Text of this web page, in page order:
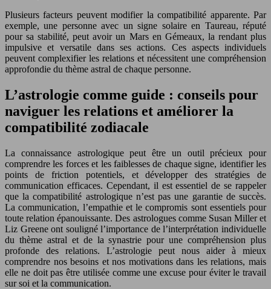
Plusieurs facteurs peuvent modifier la compatibilité apparente. Par
exemple, une personne avec un signe solaire en Taureau, réputé
pour sa stabilité, peut avoir un Mars en Gémeaux, la rendant plus
impulsive et versatile dans ses actions. Ces aspects individuels
peuvent complexifier les relations et nécessitent une compréhension
approfondie du thème astral de chaque personne.
L’astrologie comme guide : conseils pour
naviguer les relations et améliorer la
compatibilité zodiacale
La connaissance astrologique peut être un outil précieux pour
comprendre les forces et les faiblesses de chaque signe, identifier les
points de friction potentiels, et développer des stratégies de
communication efficaces. Cependant, il est essentiel de se rappeler
que la compatibilité astrologique n’est pas une garantie de succès.
La communication, l’empathie et le compromis sont essentiels pour
toute relation épanouissante. Des astrologues comme Susan Miller et
Liz Greene ont souligné l’importance de l’interprétation individuelle
du thème astral et de la synastrie pour une compréhension plus
profonde des relations. L’astrologie peut nous aider à mieux
comprendre nos besoins et nos motivations dans les relations, mais
elle ne doit pas être utilisée comme une excuse pour éviter le travail
sur soi et la communication.